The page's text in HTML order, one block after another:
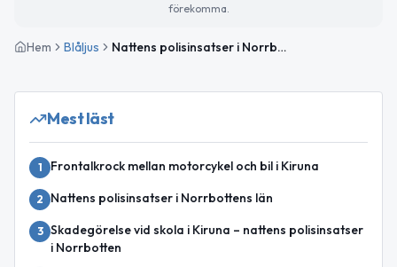
förekomma.
Hem Blåljus Nattens polisinsatser i Norrbottens län – skadegörelse, bedrägeri och brand
Mest läst
1 Frontalkrock mellan motorcykel och bil i Kiruna
2 Nattens polisinsatser i Norrbottens län
3 Skadegörelse vid skola i Kiruna – nattens polisinsatser
i Norrbotten